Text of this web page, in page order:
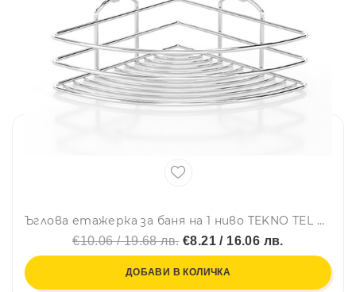
Ъглова етажерка за баня на 1 ниво TEKNO TEL BK 021, Закрепване с дюбел, Хром
€10.06 / 19.68 лв.€8.21 / 16.06 лв.
ДОБАВИ В КОЛИЧКА